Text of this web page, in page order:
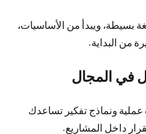
بسيطة، ويبدأ من الأساسيات،
من البداية.
في المجال
ونماذج تفكير تساعدك
داخل المشاريع.